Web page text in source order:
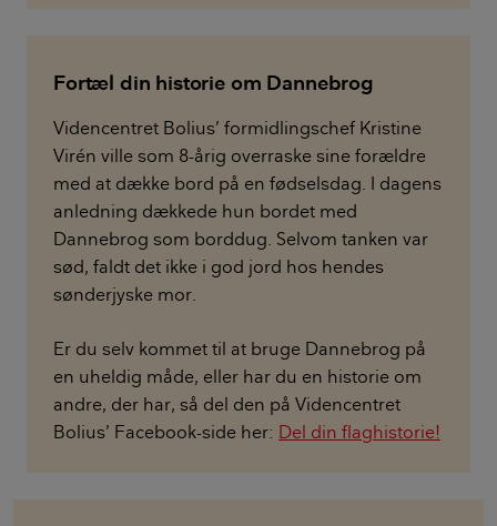
Fortæl din historie om Dannebrog
Videncentret Bolius’ formidlingschef Kristine
Virén ville som 8-årig overraske sine forældre
med at dække bord på en fødselsdag. I dagens
anledning dækkede hun bordet med
Dannebrog som borddug. Selvom tanken var
sød, faldt det ikke i god jord hos hendes
sønderjyske mor.
Er du selv kommet til at bruge Dannebrog på
en uheldig måde, eller har du en historie om
andre, der har, så del den på Videncentret
Bolius’ Facebook-side her: Del din flaghistorie!